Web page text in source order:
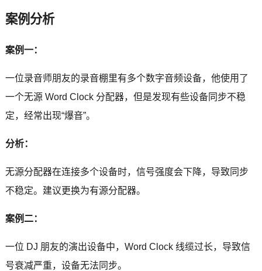
案例分析
案例一：
一位录音师朋友的录音棚里有多个数字音频设备，他使用了
一个无源 Word Clock 分配器，但是发现有些设备同步不稳
定，经常出现“爆音”。
分析：
无源分配器在连接多个设备时，信号强度会下降，导致同步
不稳定。建议更换为有源分配器。
案例二：
一位 DJ 朋友的演出设备中，Word Clock 线缆过长，导致信
号衰减严重，设备无法同步。